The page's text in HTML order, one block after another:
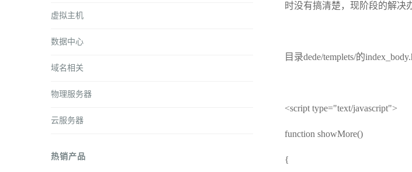
虚拟主机
数据中心
域名相关
物理服务器
云服务器
热销产品
时没有搞清楚，现阶段的解决
目录dede/templets/的
<script type="text/javascript">
function showMore()
{